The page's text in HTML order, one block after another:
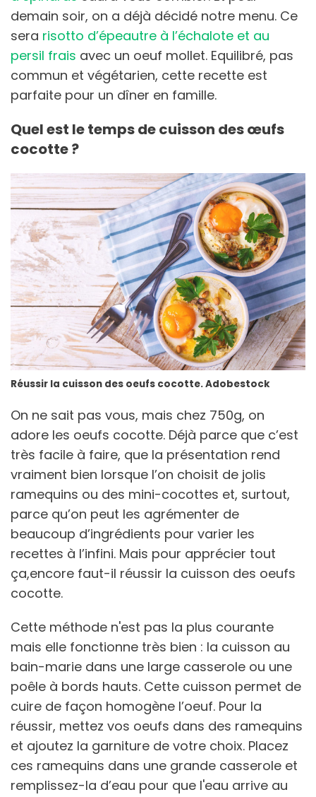
demain soir, on a déjà décidé notre menu. Ce
sera risotto d’épeautre à l’échalote et au
persil frais avec un oeuf mollet. Equilibré, pas
commun et végétarien, cette recette est
parfaite pour un dîner en famille.
Quel est le temps de cuisson des œufs
cocotte ?
Réussir la cuisson des oeufs cocotte. Adobestock
On ne sait pas vous, mais chez 750g, on
adore les oeufs cocotte. Déjà parce que c’est
très facile à faire, que la présentation rend
vraiment bien lorsque l’on choisit de jolis
ramequins ou des mini-cocottes et, surtout,
parce qu’on peut les agrémenter de
beaucoup d’ingrédients pour varier les
recettes à l’infini. Mais pour apprécier tout
ça,encore faut-il réussir la cuisson des oeufs
cocotte.
Cette méthode n'est pas la plus courante
mais elle fonctionne très bien : la cuisson au
bain-marie dans une large casserole ou une
poêle à bords hauts. Cette cuisson permet de
cuire de façon homogène l’oeuf. Pour la
réussir, mettez vos oeufs dans des ramequins
et ajoutez la garniture de votre choix. Placez
ces ramequins dans une grande casserole et
remplissez-la d’eau pour que l'eau arrive au